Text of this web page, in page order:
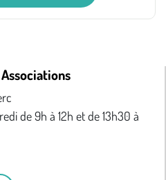
de 9h à 12h et de 13h30 à